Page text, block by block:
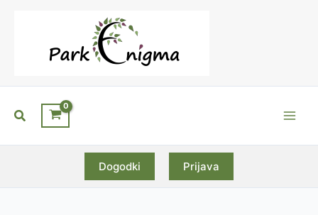
Search
Dogodki Prijava